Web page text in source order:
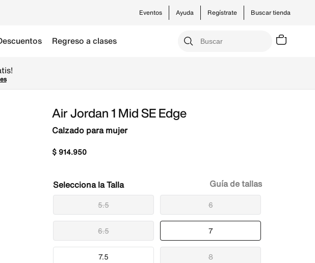
Buscar tienda
Ayuda Regístrate
Eventos
Regreso a clases
Air Jordan 1 Mid SE Edge
Calzado para mujer
$ 914.950
Talla
5.5 6
6.5 7
7.5 8
Guía de tallas